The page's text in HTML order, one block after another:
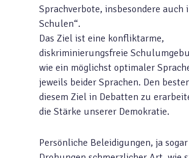
Sprachverbote, insbesondere auch
Schulen“.
Das Ziel ist eine konfliktarme,
diskriminierungsfreie
wie ein möglichst optimaler
jeweils beider Sprachen. Den
diesem Ziel in Debatten zu
die Stärke unserer Demokratie.
Persönliche Beleidigungen, ja sogar